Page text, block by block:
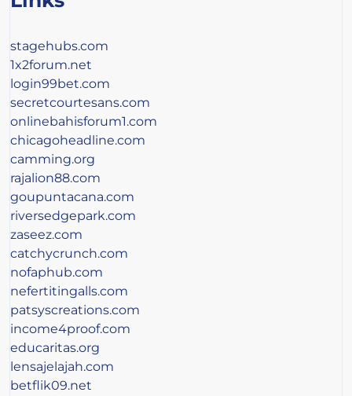
stagehubs.com
1x2forum.net
login99bet.com
secretcourtesans.com
onlinebahisforum1.com
chicagoheadline.com
camming.org
rajalion88.com
goupuntacana.com
riversedgepark.com
zaseez.com
catchycrunch.com
nofaphub.com
nefertitingalls.com
patsyscreations.com
income4proof.com
educaritas.org
lensajelajah.com
betflik09.net